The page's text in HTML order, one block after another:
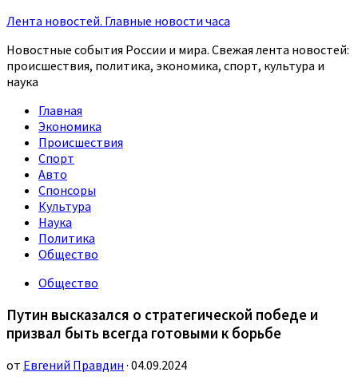
Лента новостей. Главные новости часа
Новостные события России и мира. Свежая лента новостей:
происшествия, политика, экономика, спорт, культура и
наука
Главная
Экономика
Происшествия
Спорт
Авто
Спонсоры
Культура
Наука
Политика
Общество
Общество
Путин высказался о стратегической победе и
призвал быть всегда готовыми к борьбе
от Евгений Правдин · 04.09.2024